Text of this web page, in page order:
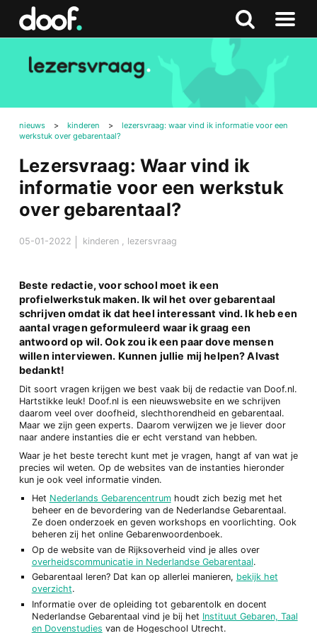
Zoeken
Naar
nieuws > kinderen >
lezersvraag: waar vind ik informatie voor een
werkstuk over gebarentaal?
Lezersvraag: Waar vind ik
informatie voor een werkstuk
over gebarentaal?
05-01-2022 kinderen lezersvraag
Beste redactie, voor school moet ik een
profielwerkstuk maken. Ik wil het over gebarentaal
schrijven omdat ik dat heel interessant vind. Ik heb een
aantal vragen geformuleerd waar ik graag een
antwoord op wil. Ook zou ik een paar dove mensen
willen interviewen. Kunnen jullie mij helpen? Alvast
bedankt!
Dit soort vragen krijgen we best vaak bij de redactie van Doof.nl.
Hartstikke leuk! Doof.nl is een nieuwswebsite en we schrijven
daarom veel over doofheid, slechthorendheid en gebarentaal.
Maar we zijn geen experts. Daarom verwijzen we je liever door
naar andere instanties die er echt verstand van hebben.
Waar je het beste terecht kunt met je vragen, hangt af van wat je
precies wil weten. Op de websites van de instanties hieronder
kun je ook veel informatie vinden.
Het Nederlands Gebarencentrum houdt zich bezig met het
beheer en de bevordering van de Nederlandse Gebarentaal.
Ze doen onderzoek en geven workshops en voorlichting. Ook
beheren zij het online Gebarenwoordenboek.
Op de website van de Rijksoverheid vind je alles over
overheidscommunicatie in Nederlandse Gebarentaal.
Gebarentaal leren? Dat kan op allerlei manieren, bekijk het
overzicht.
Informatie over de opleiding tot gebarentolk en docent
Nederlandse Gebarentaal vind je bij het Instituut Gebaren, Taal
en Dovenstudies van de Hogeschool Utrecht.
Doof.nl
Zoeken